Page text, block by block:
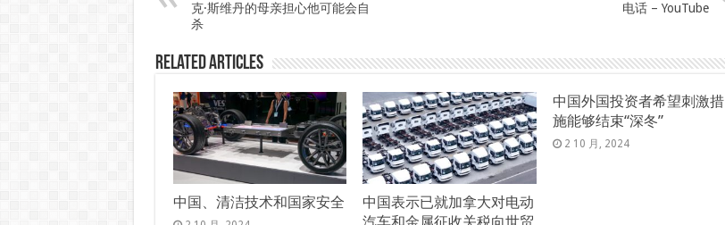
克·斯维丹的母亲担心他可能会自
杀
电话 – YouTube
Related Articles
中国、清洁技术和国家安全
中国表示已就加拿大对电动
中国外国投资者希望刺激措
施能够结束“深冬”
2 10 月, 2024